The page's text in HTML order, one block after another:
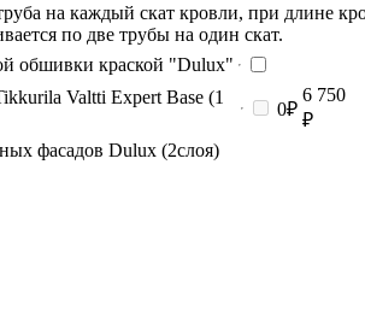
на каждый скат кровли, при длине
по две трубы на один скат.
обшивки краской "Dulux"
Valtti Expert Base (1
0₽
6 750
₽
фасадов Dulux (2слоя)